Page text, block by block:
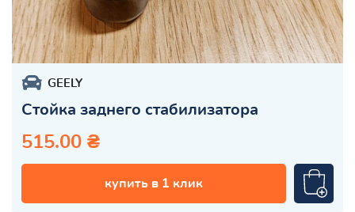
GEELY
Стойка заднего стабилизатора
515.00 ₴
купить в 1 клик